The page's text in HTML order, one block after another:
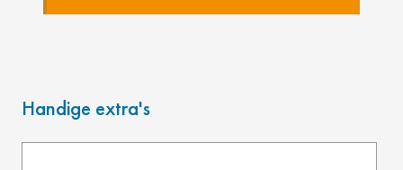
Handige extra's